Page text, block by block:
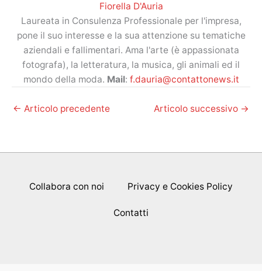
Fiorella D'Auria
Laureata in Consulenza Professionale per l'impresa,
pone il suo interesse e la sua attenzione su tematiche
aziendali e fallimentari. Ama l'arte (è appassionata
fotografa), la letteratura, la musica, gli animali ed il
mondo della moda. Mail: f.dauria@contattonews.it
← Articolo precedente Articolo successivo →
Collabora con noi Privacy e Cookies Policy
Contatti